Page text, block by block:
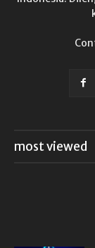
most viewed